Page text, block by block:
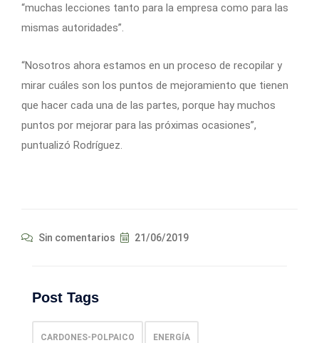
“muchas lecciones tanto para la empresa como para las
mismas autoridades”.
“Nosotros ahora estamos en un proceso de recopilar y
mirar cuáles son los puntos de mejoramiento que tienen
que hacer cada una de las partes, porque hay muchos
puntos por mejorar para las próximas ocasiones”,
puntualizó Rodríguez.
Sin comentarios 21/06/2019
Post Tags
CARDONES-POLPAICO ENERGÍA